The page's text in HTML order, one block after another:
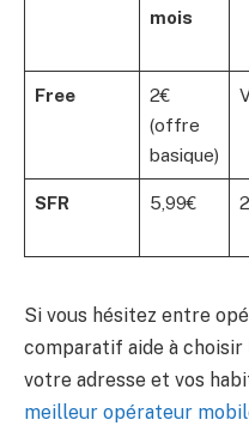
mois
Free
2€
(offre
basique)
SFR 5,99€
Si vous hésitez entre
comparatif aide à
votre adresse et vos
meilleur opérateur